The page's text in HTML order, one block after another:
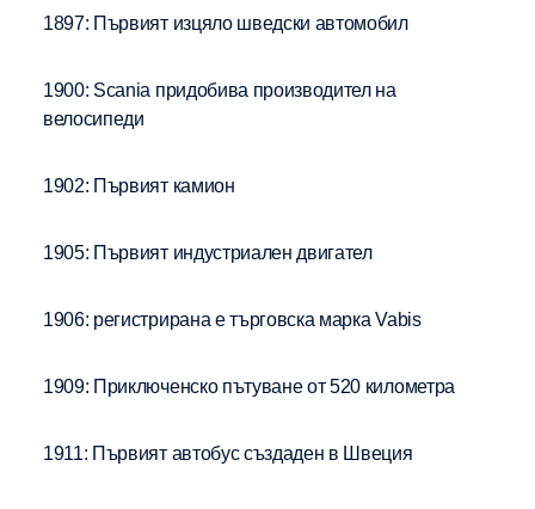
1897: Първият изцяло шведски автомобил
1900: Scania придобива производител на
велосипеди
1902: Първият камион
1905: Първият индустриален двигател
1906: регистрирана е търговска марка Vabis
1909: Приключенско пътуване от 520 километра
1911: Първият автобус създаден в Швеция